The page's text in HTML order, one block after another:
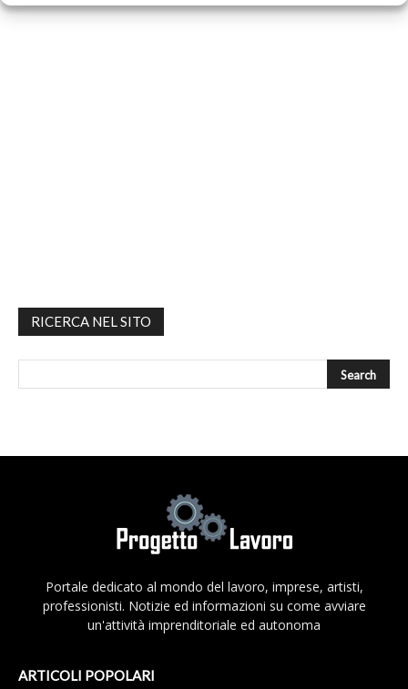
RICERCA NEL SITO
Portale dedicato al mondo del lavoro, imprese, artisti,
professionisti. Notizie ed informazioni su come avviare
un'attività imprenditoriale ed autonoma
ARTICOLI POPOLARI